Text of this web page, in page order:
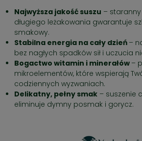
Najwyższa jakość suszu –
długiego leżakowania gwarantuje
smakowy.
Stabilna energia na cały dzień –
bez nagłych spadków sił i uczucia
Bogactwo witamin i minerałów –
mikroelementów, które wspierają
codziennych wyzwaniach.
Delikatny, pełny smak – suszenie
eliminuje dymny posmak i gorycz.